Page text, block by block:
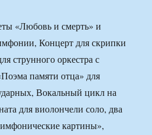
«Любовь и смерть» и
Концерт для скрипки
струнного оркестра с
памяти отца» для
Вокальный цикл на
для виолончели соло, два
картины»,